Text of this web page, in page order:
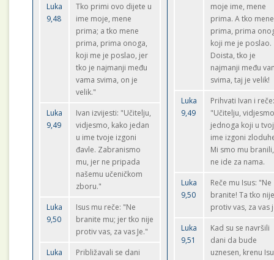
Luka
9,48
Tko primi ovo dijete u
ime moje, mene
prima; a tko mene
prima, prima onoga,
koji me je poslao, jer
tko je najmanji među
vama svima, on je
velik."
Luka
9,49
Ivan izvijesti: "Učitelju,
vidjesmo, kako jedan
u ime tvoje izgoni
đavle. Zabranismo
mu, jer ne pripada
našemu učeničkom
zboru."
Luka
9,50
Isus mu reče: "Ne
branite mu; jer tko nije
protiv vas, za vas Je."
Luka
Približavali se dani
moje ime, mene
prima. A tko mene
prima, prima
koji me je poslao.
Doista, tko je
najmanji među
svima, taj je velik!
Luka
9,49
Prihvati Ivan i
"Učitelju,
jednoga koji u
ime izgoni
Mi smo mu
ne ide za nama.
Luka
9,50
Reče mu Isus: "Ne
branite! Ta tko
protiv vas, za vas
Luka
9,51
Kad su se navršili
dani da bude
uznesen, krenu